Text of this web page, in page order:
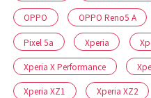
OPPO OPPO Reno5 A
Pixel 5a Xperia
Xperia X Performance
Xperia XZ1 Xperia XZ2